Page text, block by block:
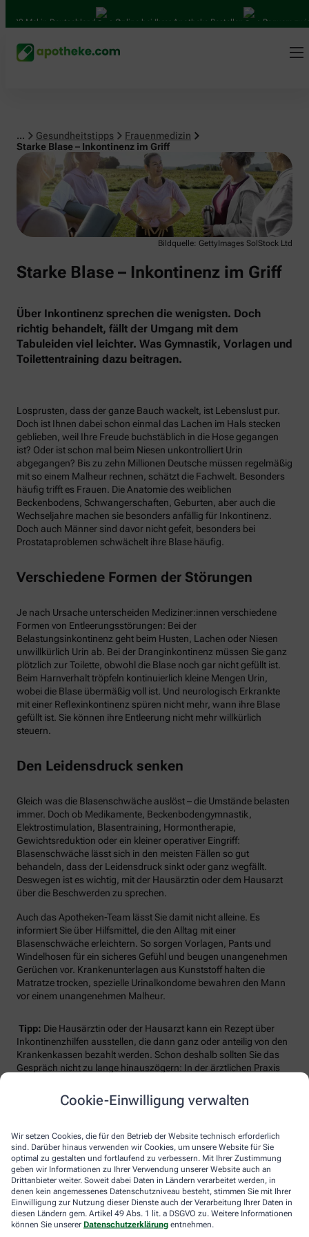
Cookie-Einwilligung verwalten
Wir setzen Cookies, die für den Betrieb der Website technisch erforderlich
sind. Darüber hinaus verwenden wir Cookies, um unsere Website für Sie
optimal zu gestalten und fortlaufend zu verbessern. Mit Ihrer Zustimmung
geben wir Informationen zu Ihrer Verwendung unserer Website auch an
Drittanbieter weiter. Soweit dabei Daten in Ländern verarbeitet werden, in
denen kein angemessenes Datenschutzniveau besteht, stimmen Sie mit Ihrer
Einwilligung zur Nutzung dieser Dienste auch der Verarbeitung Ihrer Daten in
diesen Ländern gem. Artikel 49 Abs. 1 lit. a DSGVO zu. Weitere Informationen
können Sie unserer Datenschutzerklärung entnehmen.
Mal in Deutschland Online bei Ihrer Apotheke Bestellen Bequem
... Gesundheitstipps
Frauenmedizin
Starke Blase – Inkontinenz im Griff
Frauenmedizin
Bildquelle: GettyImages SolStock Ltd
Starke Blase – Inkontinenz im Griff
Über Inkontinenz sprechen die wenigsten. Doch
richtig behandelt, fällt der Umgang mit dem
Tabuleiden viel leichter. Was Gymnastik, Vorlagen und
Toilettentraining dazu beitragen.
Losprusten, dass der ganze Bauch wackelt, ist Lebenslust pur.
Doch ist Ihnen dabei schon einmal das Lachen im Hals stecken
geblieben, weil Ihre Freude buchstäblich in die Hose gegangen
ist? Oder ist schon mal beim Niesen unkontrolliert Urin
abgegangen? Bis zu zehn Millionen Deutsche müssen regelmäßig
mit so einem Malheur rechnen, schätzt die Fachwelt. Besonders
häufig trifft es Frauen. Die Anatomie des weiblichen
Beckenbodens, Schwangerschaften, Geburten, aber auch die
Wechseljahre machen sie besonders anfällig für Inkontinenz.
Doch auch Männer sind davor nicht gefeit, besonders bei
Prostataproblemen schwächelt ihre Blase häufig.
Verschiedene Formen der Störungen
Je nach Ursache unterscheiden Mediziner:innen verschiedene
Formen von Entleerungsstörungen: Bei der
Belastungsinkontinenz geht beim Husten, Lachen oder Niesen
unwillkürlich Urin ab. Bei der Dranginkontinenz müssen Sie ganz
plötzlich zur Toilette, obwohl die Blase noch gar nicht gefüllt ist.
Beim Harnverhalt tröpfeln kontinuierlich kleine Mengen Urin,
wobei die Blase übermäßig voll ist. Und neurologisch Erkrankte
mit einer Reflexinkontinenz spüren nicht mehr, wann ihre Blase
gefüllt ist. Sie können ihre Entleerung nicht mehr willkürlich
steuern.
Den Leidensdruck senken
Gleich was die Blasenschwäche auslöst – die Umstände belasten
immer. Doch ob Medikamente, Beckenbodengymnastik,
Elektrostimulation, Blasentraining, Hormontherapie,
Gewichtsreduktion oder ein kleiner operativer Eingriff:
Blasenschwäche lässt sich in den meisten Fällen so gut
behandeln, dass der Leidensdruck sinkt oder ganz wegfällt.
Deswegen ist es wichtig, mit der Hausärztin oder dem Hausarzt
über die Beschwerden zu sprechen.
Auch das Apotheken-Team lässt Sie damit nicht alleine. Es
informiert Sie über Hilfsmittel, die den Alltag mit einer
Blasenschwäche erleichtern. So sorgen Vorlagen, Pants und
Windelhosen für ein sicheres Gefühl und beugen unangenehmen
Gerüchen vor. Krankenunterlagen aus Kunststoff halten die
Matratze trocken, spezielle Urinalkondome bewahren den Mann
vor einem unangenehmen Malheur.
Tipp: Die Hausärztin oder der Hausarzt kann ein Rezept über
Inkontinenzhilfen ausstellen, die dann ganz oder anteilig von den
Krankenkassen bezahlt werden. Schon deshalb sollten Sie das
Gespräch nicht zu lange hinauszögern: In der ärztlichen Praxis
machen, umso rascher ist Ihnen auch wieder nach einem
herzhaften Lachen zumute.
Immer auf dem Laufenden bleiben –